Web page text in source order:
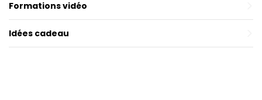
Formations vidéo
Idées cadeau